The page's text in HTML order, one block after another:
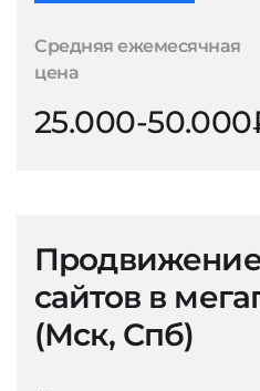
Средняя ежемесячная
цена
25.000-
сайтов в
(Мск, Спб)